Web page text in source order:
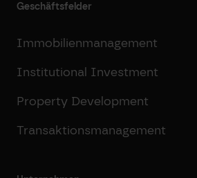
Geschäftsfelder
Immobilienmanagement
Institutional Investment
Property Development
Transaktionsmanagement